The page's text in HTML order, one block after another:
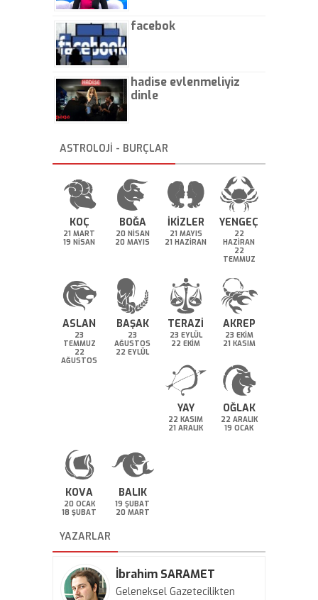
facebok
hadise evlenmeliyiz
dinle
ASTROLOJİ - BURÇLAR
KOÇ
21 MART
19 NİSAN
BOĞA
20 NİSAN
20 MAYIS
İKİZLER
21 MAYIS
21 HAZİRAN
YENGEÇ
22
HAZİRAN
22
TEMMUZ
ASLAN
23
TEMMUZ
22
AĞUSTOS
BAŞAK
23
AĞUSTOS
22 EYLÜL
TERAZİ
23 EYLÜL
22 EKİM
AKREP
23 EKİM
21 KASIM
YAY
22 KASIM
21 ARALIK
OĞLAK
22 ARALIK
19 OCAK
KOVA
20 OCAK
18 ŞUBAT
BALIK
19 ŞUBAT
20 MART
YAZARLAR
İbrahim SARAMET
Geleneksel Gazetecilikten